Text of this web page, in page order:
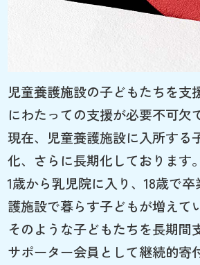
児童養護施設の子どもたちを支
にわたっての支援が必要不可欠
現在、児童養護施設に入所する
化、さらに長期化しております。
1歳から乳児院に入り、18歳で
護施設で暮らす子どもが増えて
そのような子どもたちを長期間
サポーター会員として継続的寄